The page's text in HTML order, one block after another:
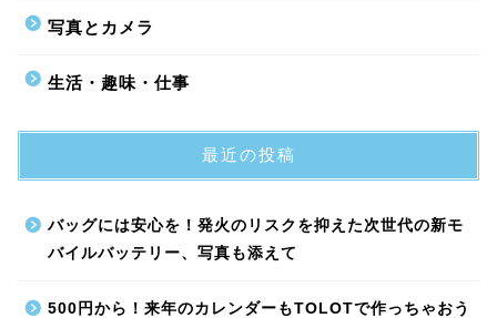
写真とカメラ
生活・趣味・仕事
最近の投稿
バッグには安心を！発火のリスクを抑えた次世代の新モ
バイルバッテリー、写真も添えて
500円から！来年のカレンダーもTOLOTで作っちゃおう